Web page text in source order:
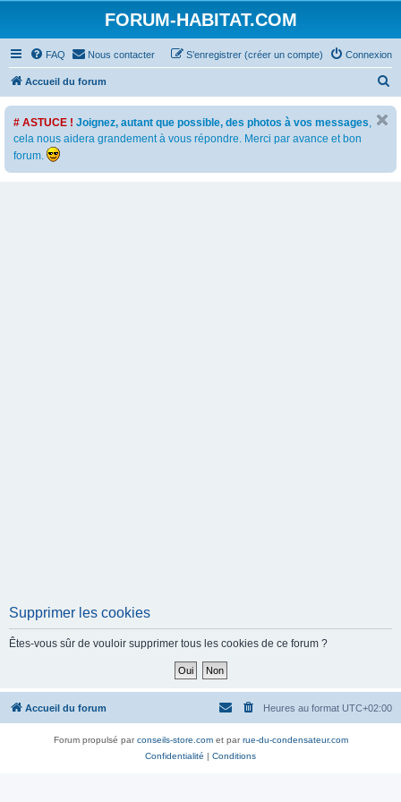
FORUM-HABITAT.COM
FAQ Nous contacter Connexion
S’enregistrer (créer un compte)
Accueil du forum
e
# ASTUCE ! Joignez, autant que possible, des photos à vos messages,
cela nous aidera grandement à vous répondre. Merci par avance et bon
forum.
Supprimer les cookies
Êtes-vous sûr de vouloir supprimer tous les cookies de ce forum ?
Accueil du forum Heures au format UTC+02:00
Forum propulsé parconseils-store.comet parrue-du-condensateur.com
Confidentialité | Conditions